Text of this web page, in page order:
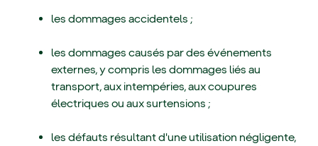
les dommages accidentels ;
les dommages causés par des événements
externes, y compris les dommages liés au
transport, aux intempéries, aux coupures
électriques ou aux surtensions ;
les défauts résultant d'une utilisation négligente,